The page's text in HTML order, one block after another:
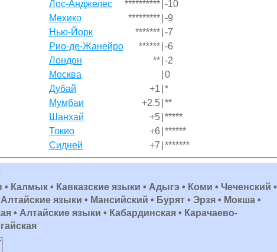
Лос-Анджелес ********** -10
Мехико
********* -9
Нью-Йорк
******* -7
Рио-де-Жанейро
****** -6
Лондон
** -2
Москва
0
Дубай
+1 *
Мумбаи
+2.5 **
Шанхай
+5 *****
Токио
+6 ******
Сидней
+7 *******
• Калмык • Кавказские языки • Адыгэ • Коми • Чеченский •
языки • Мансийский • Бурят • Эрзя • Мокша •
• Алтайские языки • Кабардинская • Карачаево-